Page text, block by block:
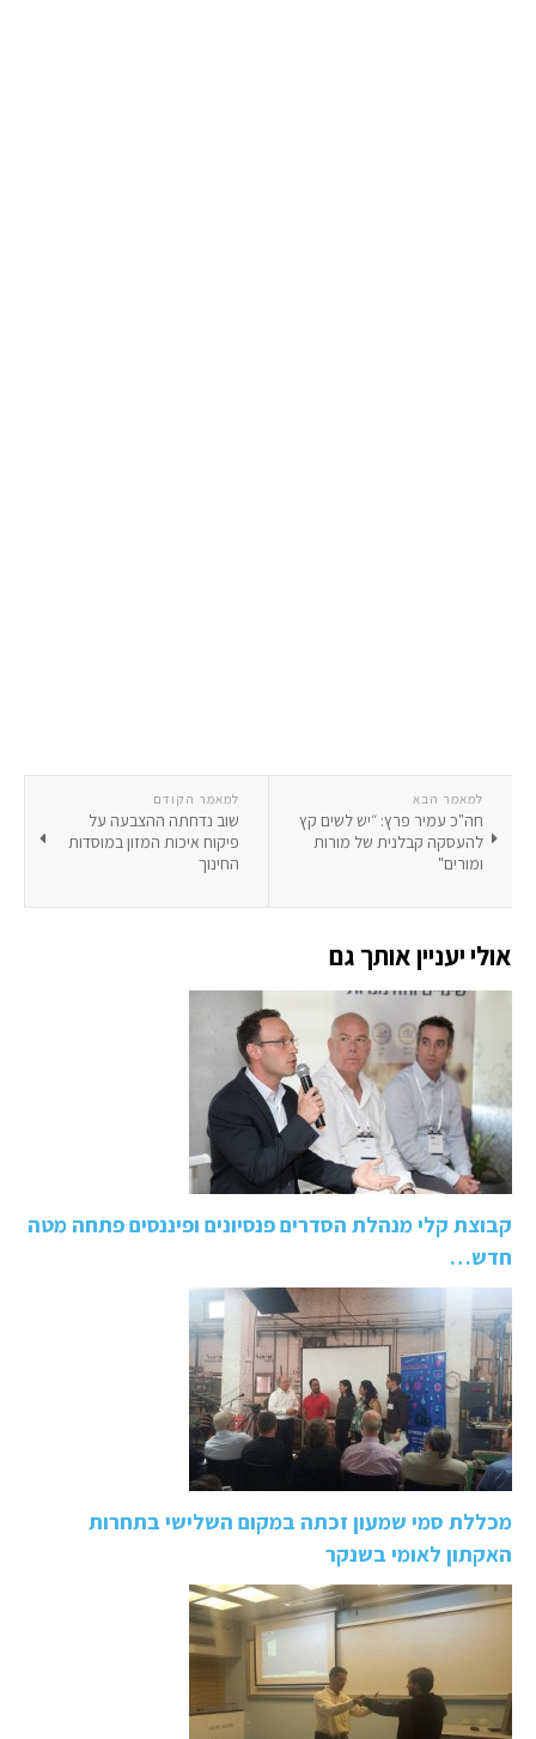
למאמר הקודם
שוב נדחתה ההצבעה על
פיקוח איכות המזון במוסדות
החינוך
למאמר הבא
חה"כ עמיר פרץ: ״יש לשים קץ
להעסקה קבלנית של מורות
ומורים"
אולי יעניין אותך גם
קבוצת קלי מנהלת הסדרים פנסיונים ופיננסים פתחה מטה
חדש…
מכללת סמי שמעון זכתה במקום השלישי בתחרות
האקתון לאומי בשנקר